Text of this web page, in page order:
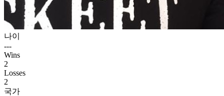
나이
---
Wins
2
Losses
2
국가